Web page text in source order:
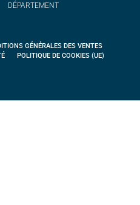
DÉPARTEMENT
GÉNÉRALES DES VENTES
POLITIQUE DE COOKIES (UE)